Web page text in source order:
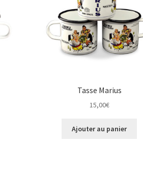
Tasse Marius
15,00€
Ajouter au panier